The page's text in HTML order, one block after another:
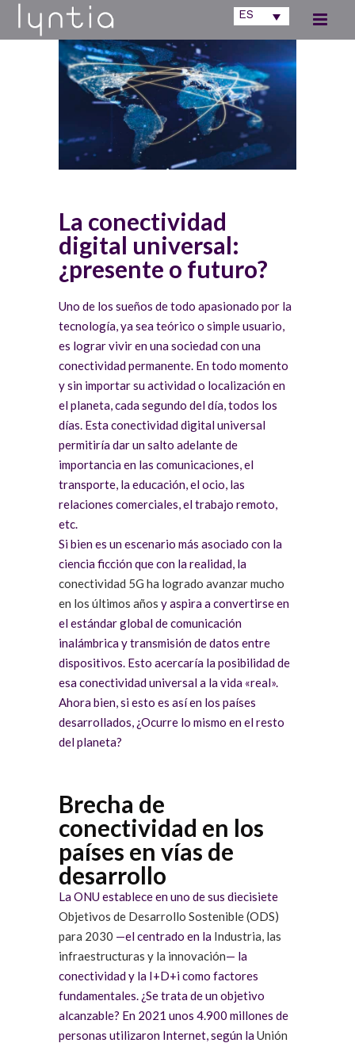
ES
La conectividad
digital universal:
¿presente o futuro?
Uno de los sueños de todo apasionado por la
tecnología, ya sea teórico o simple usuario,
es lograr vivir en una sociedad con una
conectividad permanente. En todo momento
y sin importar su actividad o localización en
el planeta, cada segundo del día, todos los
días. Esta conectividad digital universal
permitiría dar un salto adelante de
importancia en las comunicaciones, el
transporte, la educación, el ocio, las
relaciones comerciales, el trabajo remoto,
etc.
Si bien es un escenario más asociado con la
ciencia ficción que con la realidad, la
conectividad 5G ha logrado avanzar mucho
en los últimos años y aspira a convertirse en
el estándar global de comunicación
inalámbrica y transmisión de datos entre
dispositivos. Esto acercaría la posibilidad de
esa conectividad universal a la vida «real».
Ahora bien, si esto es así en los países
desarrollados, ¿Ocurre lo mismo en el resto
del planeta?
Brecha de
conectividad en los
países en vías de
desarrollo
La ONU establece en uno de sus diecisiete
Objetivos de Desarrollo Sostenible (ODS)
para 2030 —el centrado en la Industria, las
infraestructuras y la innovación— la
conectividad y la I+D+i como factores
fundamentales. ¿Se trata de un objetivo
alcanzable? En 2021 unos 4.900 millones de
personas utilizaron Internet, según laUnión